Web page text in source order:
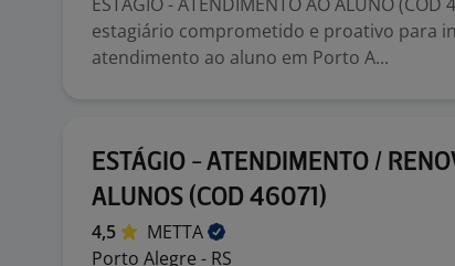
estagiário comprometido e proativo para
atendimento ao aluno em Porto A...
ESTÁGIO - ATENDIMENTO /
ALUNOS (COD 46071)
4,5
METTA
Porto Alegre - RS